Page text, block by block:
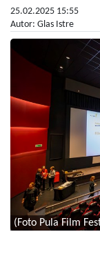
25.02.2025 15:55
Autor: Glas Istre
(Foto Pula Film